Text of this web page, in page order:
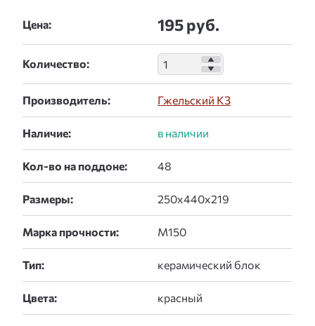
Цена: 195 руб.
Количество:
Производитель: Гжельский КЗ
Наличие:
Кол-во на поддоне:
Размеры:
Марка прочности:
Тип:
Цвета: